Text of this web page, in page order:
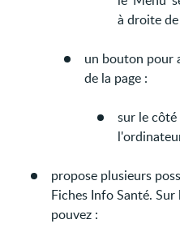
à droite
un bouton pour
de la page :
sur le côté
propose plusieurs
Fiches Info Santé. Sur
pouvez :